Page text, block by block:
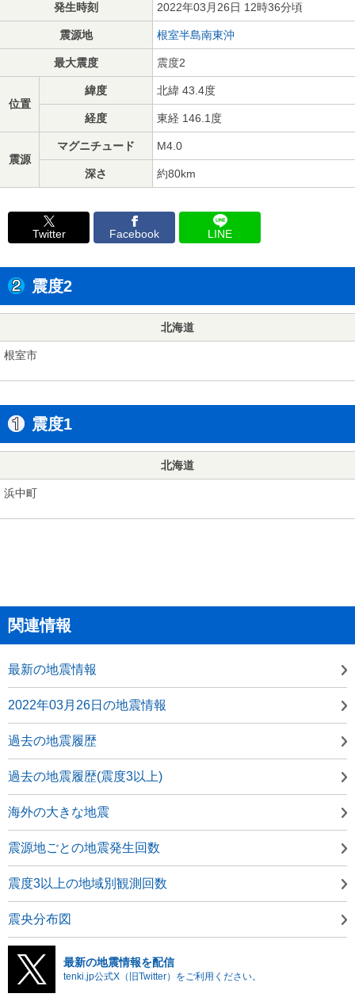
発生時刻 2022年03月26日 12時36分頃
震源地 根室半島南東沖
最大震度 震度2
位置
緯度 北緯 43.4度
経度 東経 146.1度
震源
マグニチュード M4.0
深さ 約80km
Twitter Facebook LINE
震度2
北海道
根室市
震度1
北海道
浜中町
関連情報
最新の地震情報
2022年03月26日の地震情報
過去の地震履歴
過去の地震履歴(震度3以上)
海外の大きな地震
震源地ごとの地震発生回数
震度3以上の地域別観測回数
震央分布図
最新の地震情報を配信
tenki.jp公式X（旧Twitter）をご利用ください。